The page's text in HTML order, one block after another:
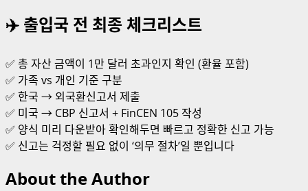
✈️ 출입국 전 최종 체크리스트
✅ 총 자산 금액이 1만 달러 초과인지 확인 (환율 포함)
✅ 가족 vs 개인 기준 구분
✅ 한국 → 외국환신고서 제출
✅ 미국 → CBP 신고서 + FinCEN 105 작성
✅ 양식 미리 다운받아 확인해두면 빠르고 정확한 신고 가능
✅ 신고는 걱정할 필요 없이 ‘의무 절차’일 뿐입니다
About the Author